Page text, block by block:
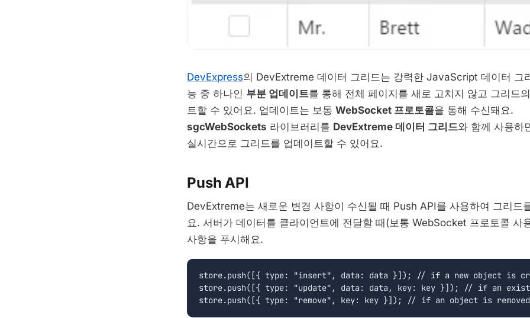
DevExpress의 DevExtreme 데이터 그리드는 강력한 JavaScript 데이터 그
능 중 하나인 부분 업데이트를 통해 전체 페이지를 새로 고치지 않고 그리드
트할 수 있어요. 업데이트는 보통 WebSocket 프로토콜을 통해 수신돼요.
sgcWebSockets 라이브러리를 DevExtreme 데이터 그리드와 함께 사용하
실시간으로 그리드를 업데이트할 수 있어요.
Push API
DevExtreme는 새로운 변경 사항이 수신될 때 Push API를 사용하여 그리드
요. 서버가 데이터를 클라이언트에 전달할 때(보통 WebSocket 프로토콜 사
사항을 푸시해요.
store.push([{ type: "insert", data: data }]); // if a new object is
store.push([{ type: "update", data: data, key: key }]); // if an